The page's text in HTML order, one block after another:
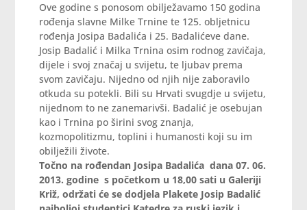
Ove godine s ponosom obilježavamo 150 godina
rođenja slavne Milke Trnine te 125. obljetnicu
rođenja Josipa Badalića i 25. Badalićeve dane.
Josip Badalić i Milka Trnina osim rodnog zavičaja,
dijele i svoj značaj u svijetu, te ljubav prema
svom zavičaju. Nijedno od njih nije zaboravilo
otkuda su potekli. Bili su Hrvati svugdje u svijetu,
nijednom to ne zanemarivši. Badalić je osebujan
kao i Trnina po širini svog znanja,
kozmopolitizmu, toplini i humanosti koji su im
obilježili živote.
Točno na rođendan Josipa Badalića dana 07. 06.
2013. godine s početkom u 18,00 sati u Galeriji
Križ, održati će se dodjela Plakete Josip Badalić